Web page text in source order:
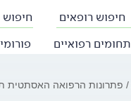
חיפוש רופאים חיפוש
תחומים רפואיים
פתרונות הרפואה האסתטית